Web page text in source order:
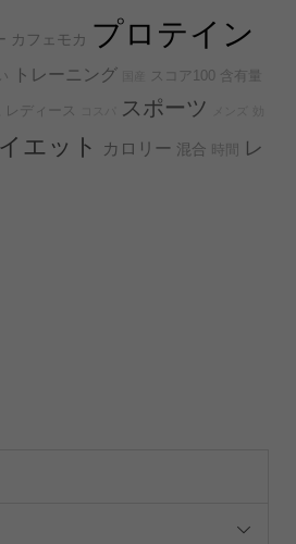
カフェモカ プロテイン
トレーニング スコア100 含有量
レディース スポーツ
エット カロリー 混合 時間
レ